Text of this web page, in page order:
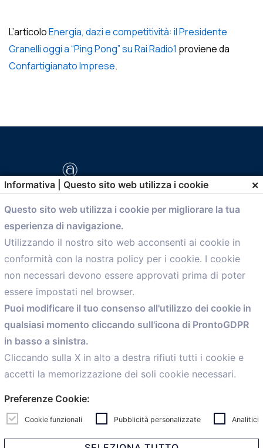
L’articoloEnergia, dazi e competitività: il Presidente
Granelli oggi a “Ping Pong” su Rai Radio1 proviene da
Confartigianato Imprese.
comunicazione@confartigianato.bo.it
Menù
Home
Servizi
Convenzioni
Voce delle Nostre aziende
Informazioni Ex L. 124/2017
News
personalCaf
Informativa | Questo sito web utilizza i cookie ×
Questo sito web utilizza i cookie per migliorare la tua
esperienza di navigazione.
Utilizzando il nostro sito web acconsenti ai cookie in
conformità con la nostra policy per i cookie. I cookie
non necessari devono essere approvati prima di poter
essere impostati nel browser.
Puoi modificare il tuo consenso all'utilizzo dei cookie in
qualsiasi momento cliccando sull'icona di ProntoGDPR
in basso a sinistra.
Cliccando sulla X in alto a destra rifiuti tutti i cookie e
accetti la memorizzazione dei soli cookie necessari.
Preferenze Cookie:
Cookie funzionali Pubblicità personalizzate Analitici